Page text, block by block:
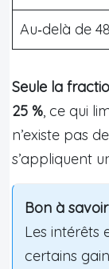
Au‑delà de
Seule la
25 %, ce qui
n’existe pas
s’appliquent
Bon à
Les intérêts
certains